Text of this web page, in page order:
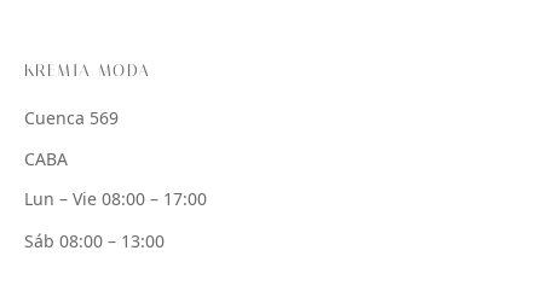
KREMIA MODA
Cuenca 569
CABA
Lun – Vie 08:00 – 17:00
Sáb 08:00 – 13:00